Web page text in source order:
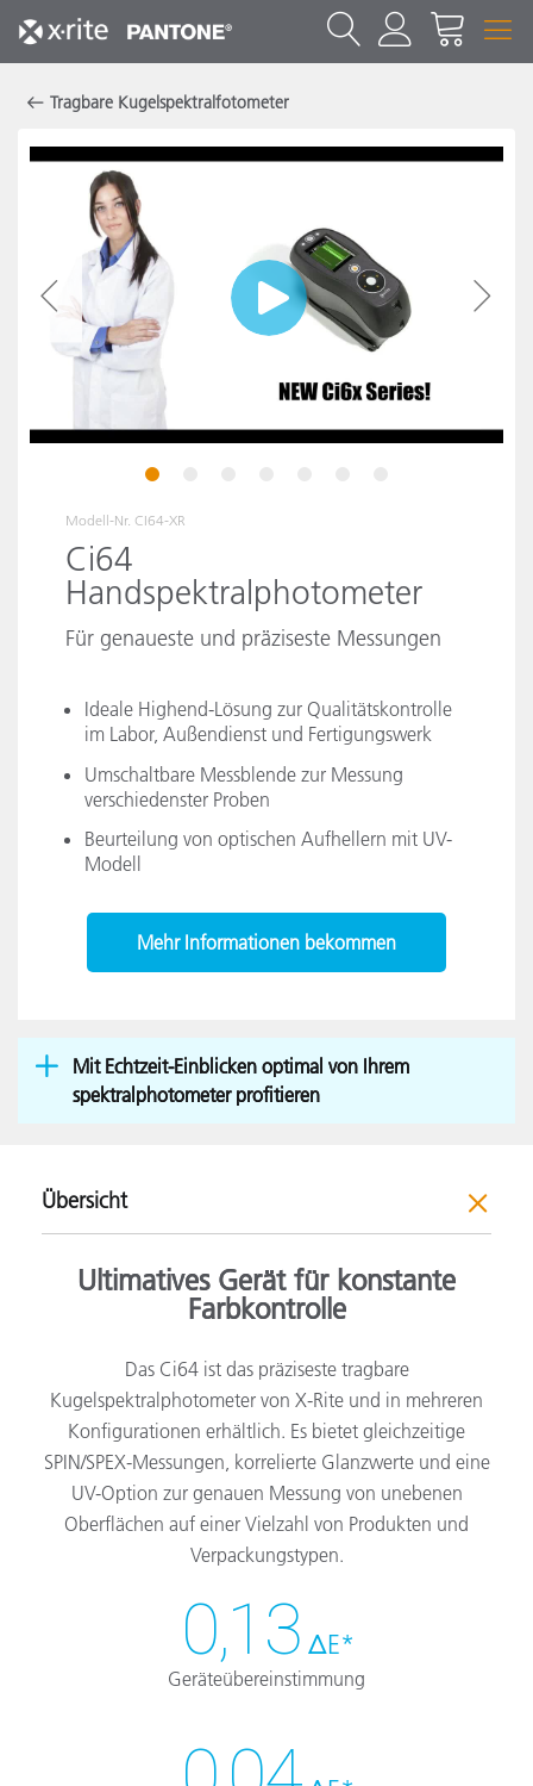
Tragbare Kugelspektralfotometer
1
Modell-Nr. CI64-XR
Ci64
Handspektralphotometer
Für genaueste und präziseste Messungen
Ideale Highend-Lösung zur Qualitätskontrolle
im Labor, Außendienst und Fertigungswerk
Umschaltbare Messblende zur Messung
verschiedenster Proben
Beurteilung von optischen Aufhellern mit UV-
Modell
Mehr Informationen bekommen
Mit Echtzeit-Einblicken optimal von Ihrem
spektralphotometer profitieren
Übersicht
Ultimatives Gerät für konstante
Farbkontrolle
Das Ci64 ist das präziseste tragbare
Kugelspektralphotometer von X-Rite und in mehreren
Konfigurationen erhältlich. Es bietet gleichzeitige
SPIN/SPEX-Messungen, korrelierte Glanzwerte und eine
UV-Option zur genauen Messung von unebenen
Oberflächen auf einer Vielzahl von Produkten und
Verpackungstypen.
0,13 ΔE*
Geräteübereinstimmung